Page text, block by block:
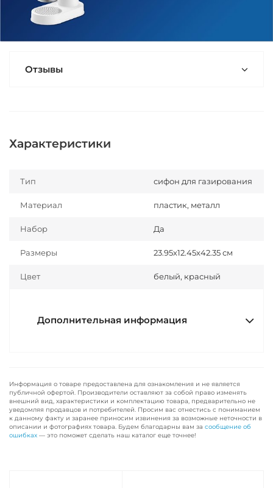
Отзывы
Характеристики
Тип сифон для газирования
Материал пластик, металл
Набор Да
Размеры 23.95х12.45х42.35 см
Цвет белый, красный
Дополнительная информация
Информация о товаре предоставлена для ознакомления и не является
публичной офертой. Производители оставляют за собой право изменять
внешний вид, характеристики и комплектацию товара, предварительно не
уведомляя продавцов и потребителей. Просим вас отнестись с пониманием
к данному факту и заранее приносим извинения за возможные неточности в
описании и фотографиях товара. Будем благодарны вам за сообщение об
ошибках — это поможет сделать наш каталог еще точнее!